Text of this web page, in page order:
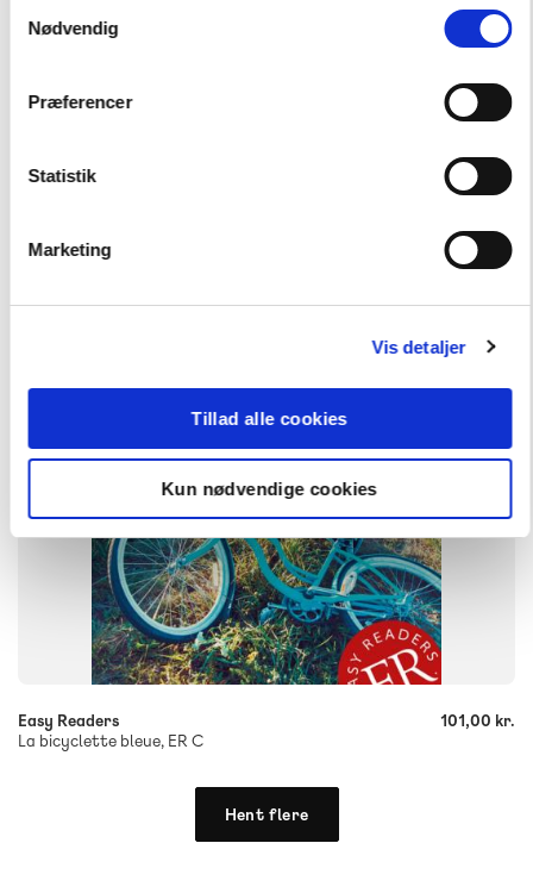
Nødvendig
Præferencer
Statistik
Marketing
Vis detaljer
Tillad alle cookies
Kun nødvendige cookies
Easy Readers
101,00 kr.
FAG
Flergangsbog
9788723543059
+
Easy Readers
La bicyclette bleue, ER C
101,00 kr.
Hent flere